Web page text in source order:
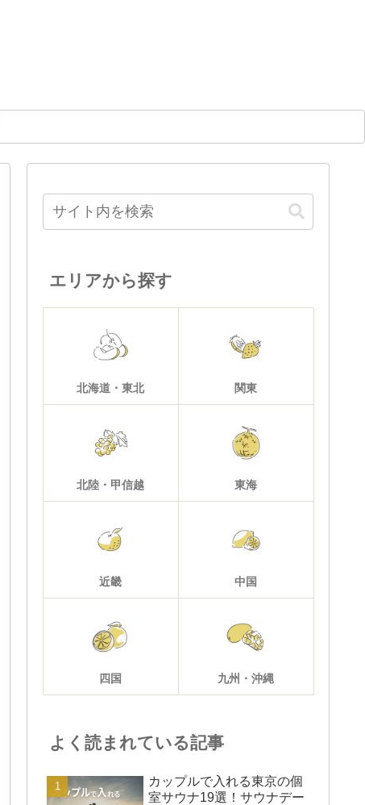
エリアから探す
北海道・東北 関東
北陸・甲信越 東海
近畿 中国
四国 九州・沖縄
よく読まれている記事
カップルで入れる東京の個
室サウナ19選！サウナデー